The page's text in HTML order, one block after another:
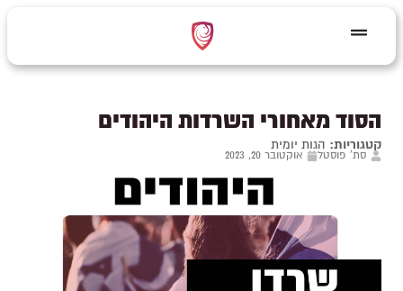
הסוד מאחורי השרדות היהודים
קטגוריות: הגות יומית
סת' פוסטל אוקטובר 20, 2023